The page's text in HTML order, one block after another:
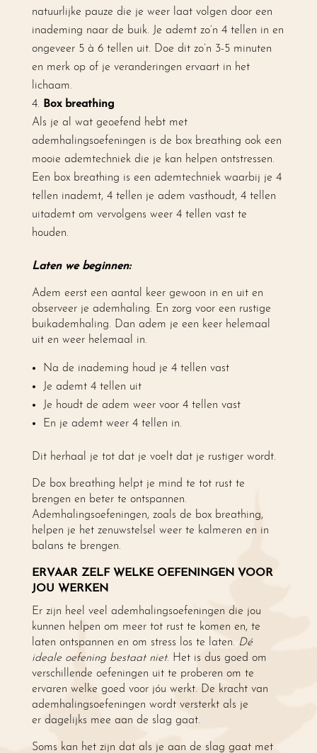
natuurlijke pauze die je weer laat volgen door een
inademing naar de buik. Je ademt zo’n 4 tellen in en
ongeveer 5 à 6 tellen uit. Doe dit zo’n 3-5 minuten
en merk op of je veranderingen ervaart in het
lichaam.
Box breathing
Als je al wat geoefend hebt met
ademhalingsoefeningen is de box breathing ook een
mooie ademtechniek die je kan helpen ontstressen.
Een box breathing is een ademtechniek waarbij je 4
tellen inademt, 4 tellen je adem vasthoudt, 4 tellen
uitademt om vervolgens weer 4 tellen vast te
houden.
Laten we beginnen:
Adem eerst een aantal keer gewoon in en uit en
observeer je ademhaling. En zorg voor een rustige
buikademhaling. Dan adem je een keer helemaal
uit en weer helemaal in.
Na de inademing houd je 4 tellen vast
Je ademt 4 tellen uit
Je houdt de adem weer voor 4 tellen vast
En je ademt weer 4 tellen in.
Dit herhaal je tot dat je voelt dat je rustiger wordt.
De box breathing helpt je mind te tot rust te
brengen en beter te ontspannen.
Ademhalingsoefeningen, zoals de box breathing,
helpen je het zenuwstelsel weer te kalmeren en in
balans te brengen.
ERVAAR ZELF WELKE OEFENINGEN VOOR
JOU WERKEN
Er zijn heel veel ademhalingsoefeningen die jou
kunnen helpen om meer tot rust te komen en, te
laten ontspannen en om stress los te laten. Dé
ideale oefening bestaat niet. Het is dus goed om
verschillende oefeningen uit te proberen om te
ervaren welke goed voor jóu werkt. De kracht van
ademhalingsoefeningen wordt versterkt als je
er dagelijks mee aan de slag gaat.
Soms kan het zijn dat als je aan de slag gaat met